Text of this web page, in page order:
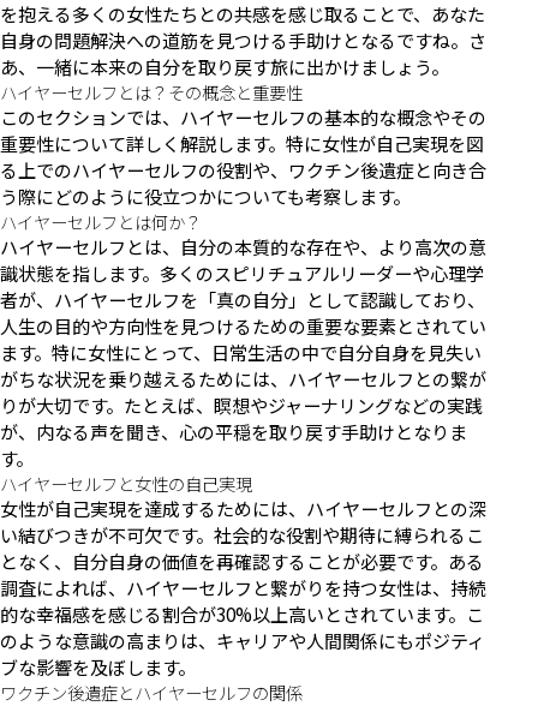
を抱える多くの女性たちとの共感を感じ取ることで、あなた
自身の問題解決への道筋を見つける手助けとなるですね。さ
あ、一緒に本来の自分を取り戻す旅に出かけましょう。
ハイヤーセルフとは？その概念と重要性
このセクションでは、ハイヤーセルフの基本的な概念やその
重要性について詳しく解説します。特に女性が自己実現を図
る上でのハイヤーセルフの役割や、ワクチン後遺症と向き合
う際にどのように役立つかについても考察します。
ハイヤーセルフとは何か？
ハイヤーセルフとは、自分の本質的な存在や、より高次の意
識状態を指します。多くのスピリチュアルリーダーや心理学
者が、ハイヤーセルフを「真の自分」として認識しており、
人生の目的や方向性を見つけるための重要な要素とされてい
ます。特に女性にとって、日常生活の中で自分自身を見失い
がちな状況を乗り越えるためには、ハイヤーセルフとの繋が
りが大切です。たとえば、瞑想やジャーナリングなどの実践
が、内なる声を聞き、心の平穏を取り戻す手助けとなりま
す。
ハイヤーセルフと女性の自己実現
女性が自己実現を達成するためには、ハイヤーセルフとの深
い結びつきが不可欠です。社会的な役割や期待に縛られるこ
となく、自分自身の価値を再確認することが必要です。ある
調査によれば、ハイヤーセルフと繋がりを持つ女性は、持続
的な幸福感を感じる割合が30%以上高いとされています。こ
のような意識の高まりは、キャリアや人間関係にもポジティ
ブな影響を及ぼします。
ワクチン後遺症とハイヤーセルフの関係